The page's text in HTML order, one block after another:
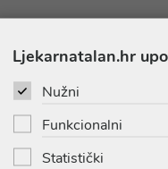
Ljekarnatalan.hr
Nužni
Funkcionalni
Statistički